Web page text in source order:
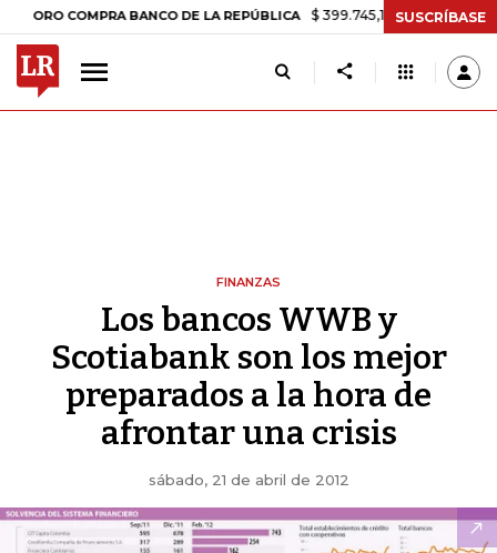
COMPRA BANCO DE LA REPÚBLICA $ 399.745,16 +$ 2.295,71 +0,58%
SUSCRÍBASE
FINANZAS
Los bancos WWB y
Scotiabank son los mejor
preparados a la hora de
afrontar una crisis
sábado, 21 de abril de 2012